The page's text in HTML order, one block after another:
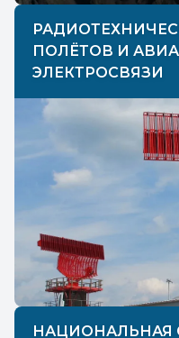
ПОЛЁТОВ И
ЭЛЕКТРОСВЯЗИ
НАЦИОНАЛЬНАЯ